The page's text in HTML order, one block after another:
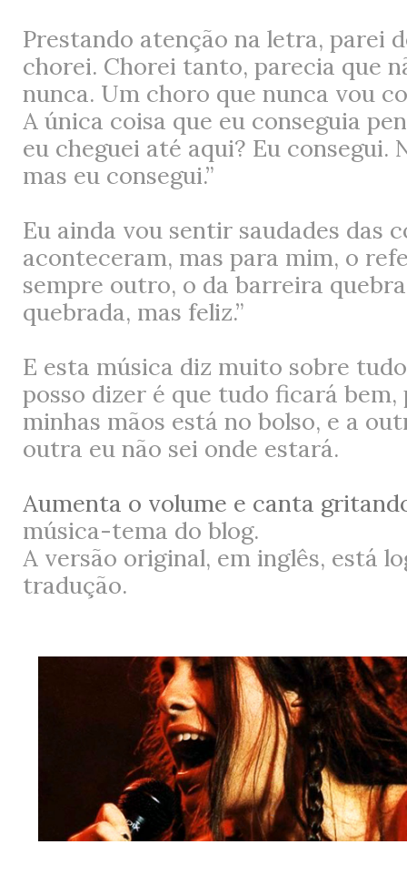
Prestando atenção na letra, parei
chorei. Chorei tanto, parecia que
nunca. Um choro que nunca vou
A única coisa que eu conseguia
eu cheguei até aqui? Eu consegui.
mas eu consegui.”
Eu ainda vou sentir saudades das
aconteceram, mas para mim, o
sempre outro, o da barreira
quebrada, mas feliz.”
E esta música diz muito sobre
posso dizer é que tudo ficará bem,
minhas mãos está no bolso, e a
outra eu não sei onde estará.
Aumenta o volume e canta
música-tema do blog.
A versão original, em inglês, está
tradução.